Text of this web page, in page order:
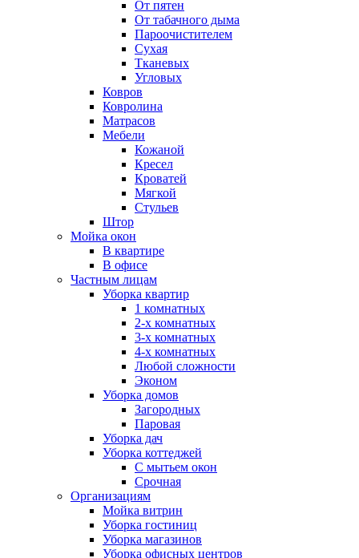
От пятен
От табачного дыма
Пароочистителем
Сухая
Тканевых
Угловых
Ковров
Ковролина
Матрасов
Мебели
Кожаной
Кресел
Кроватей
Мягкой
Стульев
Штор
Мойка окон
В квартире
В офисе
Частным лицам
Уборка квартир
1 комнатных
2-х комнатных
3-х комнатных
4-х комнатных
Любой сложности
Эконом
Уборка домов
Загородных
Паровая
Уборка дач
Уборка коттеджей
С мытьем окон
Срочная
Организациям
Мойка витрин
Уборка гостиниц
Уборка магазинов
Уборка офисных центров